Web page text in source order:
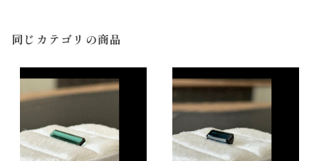
同じカテゴリの商品